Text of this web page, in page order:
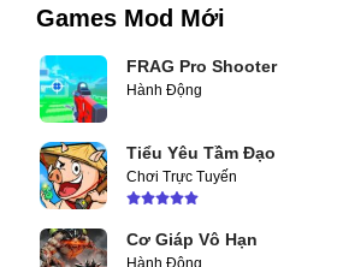
Games Mod Mới
FRAG Pro Shooter
Hành Động
Tiểu Yêu Tầm Đạo
Chơi Trực Tuyến
Cơ Giáp Vô Hạn
Hành Động